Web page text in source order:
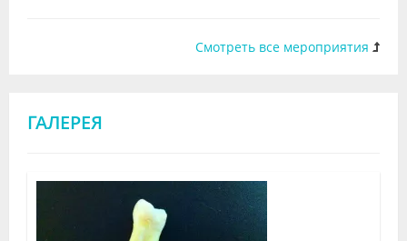
Смотреть все мероприятия
ГАЛЕРЕЯ